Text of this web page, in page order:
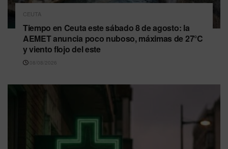
CEUTA
Tiempo en Ceuta este sábado 8 de agosto: la
AEMET anuncia poco nuboso, máximas de 27°C
y viento flojo del este
08/08/2026